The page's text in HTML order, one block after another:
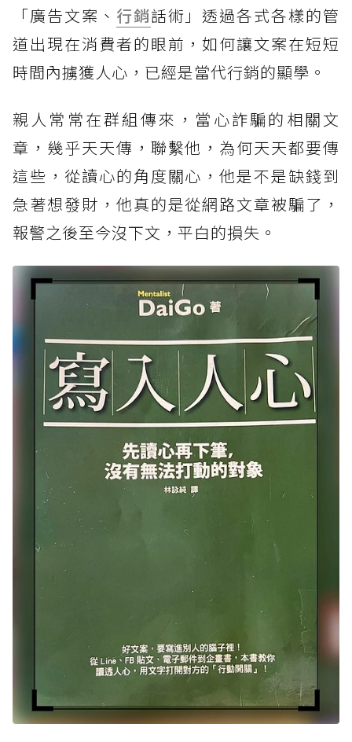
「廣告文案、 行銷話術」透過各式各樣的管
道出現在消費者的眼前，如何讓文案在短短
時間內擄獲人心，已經是當代行銷的顯學。
親人常常在群組傳來，當心詐騙的相關文
章，幾乎天天傳，聯繫他，為何天天都要傳
這些，從讀心的角度關心，他是不是缺錢到
急著想發財，他真的是從網路文章被騙了，
報警之後至今沒下文，平白的損失。